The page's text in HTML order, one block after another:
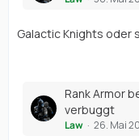
Galactic Knights oder
Rank Armor
verbuggt
Law 26. Mai